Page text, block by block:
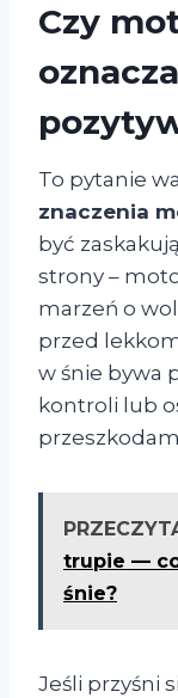
Czy
To pytanie
znaczenia
być
strony –
marzeń o
przed
w śnie bywa
kontroli lub
trupie —
śnie?
Jeśli przyśni